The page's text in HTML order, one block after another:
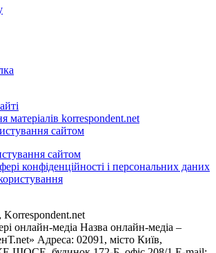
матеріалів korrespondent.net
сайтом
сайтом
конфіденційності і персональних даних
онлайн-медіа Назва онлайн-медіа –
Адреса: 02091, місто Київ,